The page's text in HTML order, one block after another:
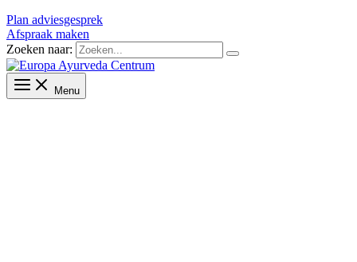
Plan adviesgesprek
Afspraak maken
Zoeken naar:
Menu